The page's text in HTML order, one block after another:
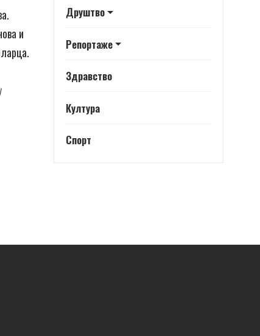
и
Друштво
Репортаже
Здравство
Култура
Спорт